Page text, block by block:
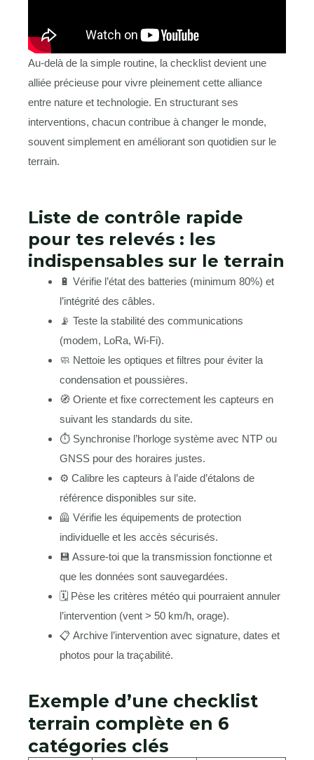
Au-delà de la simple routine, la checklist devient une
alliée précieuse pour vivre pleinement cette alliance
entre nature et technologie. En structurant ses
interventions, chacun contribue à changer le monde,
souvent simplement en améliorant son quotidien sur le
terrain.
Liste de contrôle rapide
pour tes relevés : les
indispensables sur le terrain
🔋 Vérifie l’état des batteries (minimum 80%) et
l’intégrité des câbles.
📡 Teste la stabilité des communications
(modem, LoRa, Wi-Fi).
🧼 Nettoie les optiques et filtres pour éviter la
condensation et poussières.
🧭 Oriente et fixe correctement les capteurs en
suivant les standards du site.
⏱ Synchronise l’horloge système avec NTP ou
GNSS pour des horaires justes.
⚙️ Calibre les capteurs à l’aide d’étalons de
référence disponibles sur site.
🦺 Vérifie les équipements de protection
individuelle et les accès sécurisés.
💾 Assure-toi que la transmission fonctionne et
que les données sont sauvegardées.
🗓 Pèse les critères météo qui pourraient annuler
l’intervention (vent > 50 km/h, orage).
📋 Archive l’intervention avec signature, dates et
photos pour la traçabilité.
Exemple d’une checklist
terrain complète en 6
catégories clés